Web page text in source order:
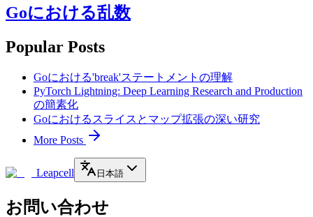
Goにおける乱数
Popular Posts
Goにおける'break'ステートメントの理解
PyTorch Lightning: Deep Learning Research and Production
の簡素化
Goにおけるスライスとマップ拡張の深い研究
More Posts
Leapcell 日本語
お問い合わせ